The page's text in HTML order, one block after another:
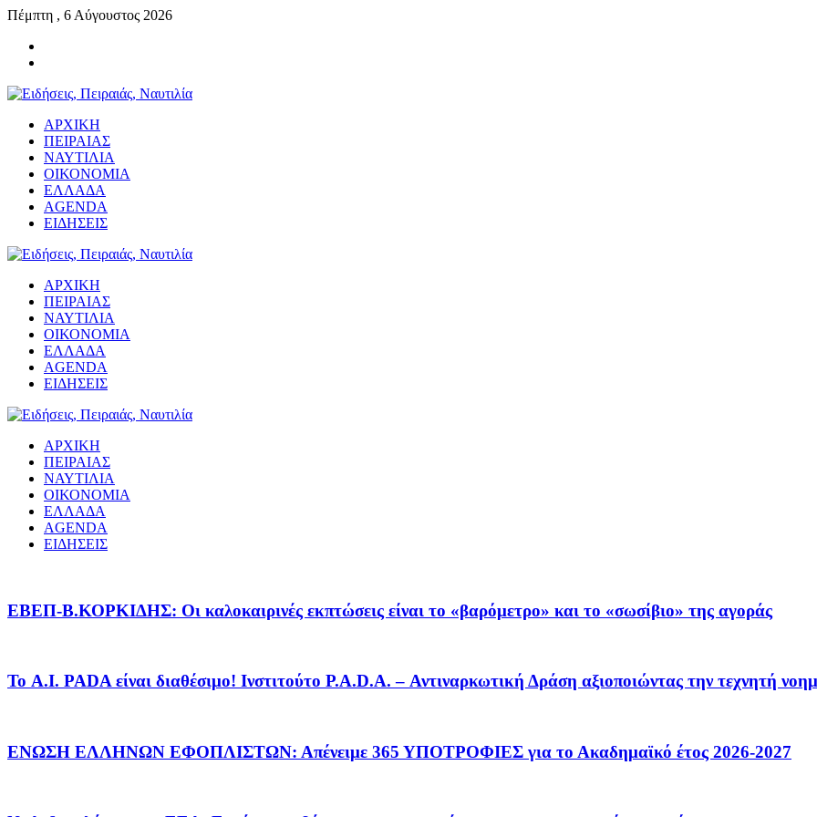
Πέμπτη , 6 Αύγουστος 2026
ΑΡΧΙΚΗ
ΠΕΙΡΑΙΑΣ
ΝΑΥΤΙΛΙΑ
ΟΙΚΟΝΟΜΙΑ
ΕΛΛΑΔΑ
AGENDA
ΕΙΔΗΣΕΙΣ
ΑΡΧΙΚΗ
ΠΕΙΡΑΙΑΣ
ΝΑΥΤΙΛΙΑ
ΟΙΚΟΝΟΜΙΑ
ΕΛΛΑΔΑ
AGENDA
ΕΙΔΗΣΕΙΣ
ΑΡΧΙΚΗ
ΠΕΙΡΑΙΑΣ
ΝΑΥΤΙΛΙΑ
ΟΙΚΟΝΟΜΙΑ
ΕΛΛΑΔΑ
AGENDA
ΕΙΔΗΣΕΙΣ
EΒΕΠ-Β.ΚΟΡΚΙΔΗΣ: Οι καλοκαιρινές εκπτώσεις είναι το «βαρόμετρο» και το «σωσίβιο» της αγοράς
Το A.I. PADA είναι διαθέσιμο! Ινστιτούτο P.A.D.A. – Αντιναρκωτική Δράση αξιοποιώντας την τεχνητή
ΕΝΩΣΗ ΕΛΛΗΝΩΝ ΕΦΟΠΛΙΣΤΩΝ: Απένειμε 365 ΥΠΟΤΡΟΦΙΕΣ για το Ακαδημαϊκό έτος 2026-2027